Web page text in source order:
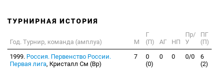
ТУРНИРНАЯ ИСТОРИЯ
Год. Турнир, команда (амплуа) М
Г
(П)
АГ НП
Пр/
У
ПГ
(П)
1999. Россия. Первенство России.
Первая лига, Кристалл См (Вр)
7
0
(0)
0 0 0/0
6
(2)